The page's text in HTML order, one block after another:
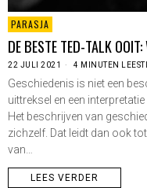
PARASJA
DE BESTE TED-TALK
22 JULI 2021 4 MINUTEN
Geschiedenis is niet een
uittreksel en een
Het beschrijven van
zichzelf. Dat leidt dan ook
van…
LEES VERDER